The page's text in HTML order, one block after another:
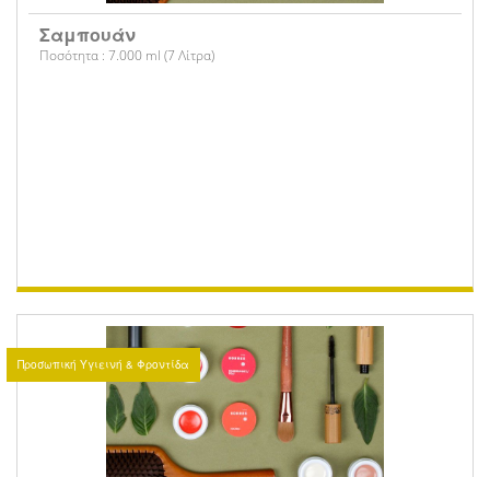
Σαμπουάν
Ποσότητα : 7.000 ml (7 Λίτρα)
Προσωπική Υγιεινή & Φροντίδα